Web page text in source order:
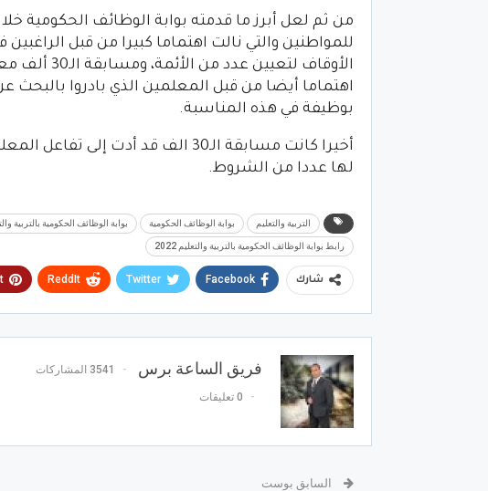
من ثم لعل أبرز ما قدمته بوابة الوظائف الحكومية
للمواطنين والتي نالت اهتماما كبيرا من قبل
الأوقاف
اهتماما أيضا من قبل المعلمين الذي بادروا
بوظيفة في هذه المناسبة.
أخيرا كانت مسابقة الـ30 الف قد
لها عددا من الشروط.
التربية والتعليم بوابة الوظائف الحكومية بوابة الوظائف الحكومية بالتربية
رابط بوابة الوظائف الحكومية بالتربية والتعليم 2022
شارك Facebook
Twitter
ReddIt
فريق الساعة برس 3541 المشاركات
0 تعليقات
السابق بوست